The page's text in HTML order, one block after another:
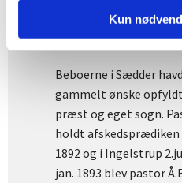
Kun
han havde boet mens
Beboerne i Sædder
gammelt ønske
præst og eget sogn.
holdt afskedsprædiken
1892 og i Ingelstrup
jan. 1893 blev pastor